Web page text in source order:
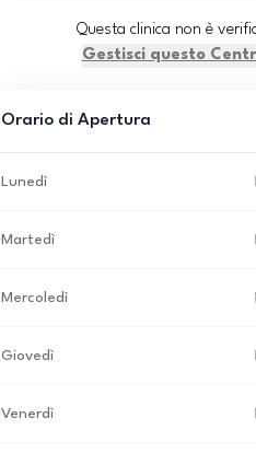
Questa clinica non è
Gestisci questo
Orario di Apertura
Lunedì
Martedì
Mercoledì
Giovedì
Venerdì